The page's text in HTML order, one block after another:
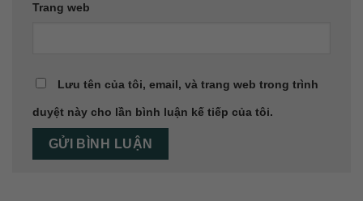
Trang web
Lưu tên của tôi, email, và trang web trong trình
duyệt này cho lần bình luận kế tiếp của tôi.